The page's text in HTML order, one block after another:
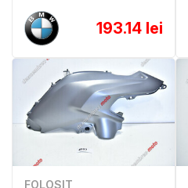
193.14 lei
FOLOSIT